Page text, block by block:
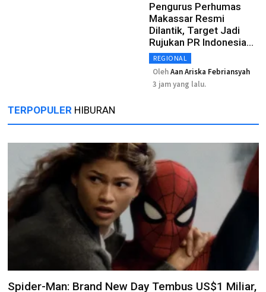
Pengurus Perhumas
Makassar Resmi
Dilantik, Target Jadi
Rujukan PR Indonesia
Timur
REGIONAL
OlehAan Ariska Febriansyah
3 jam yang lalu.
TERPOPULER HIBURAN
Spider-Man: Brand New Day Tembus US$1 Miliar,